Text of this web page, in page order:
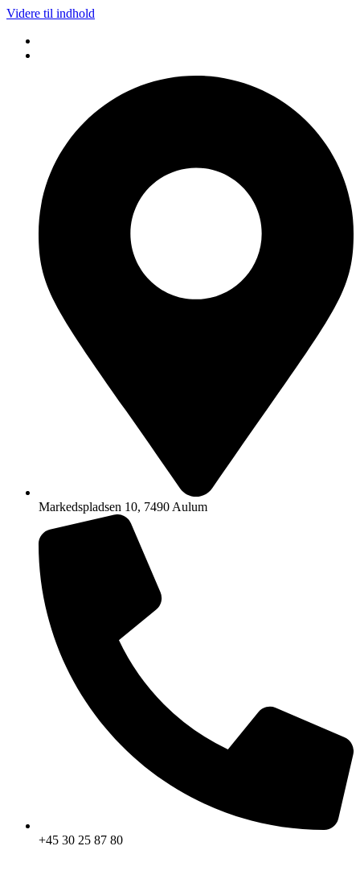
Videre til indhold
Markedspladsen 10, 7490 Aulum
+45 30 25 87 80